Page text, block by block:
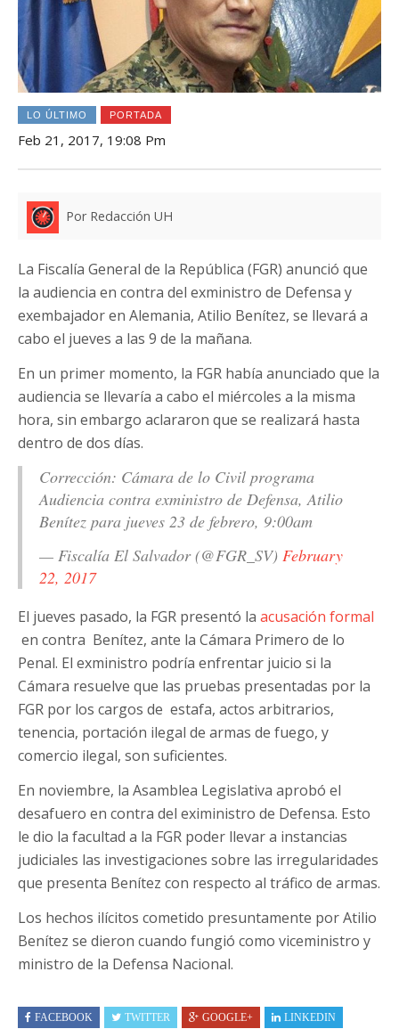
LO ÚLTIMO PORTADA
Feb 21, 2017, 19:08 Pm
Por Redacción UH
La Fiscalía General de la República (FGR) anunció que
la audiencia en contra del exministro de Defensa y
exembajador en Alemania, Atilio Benítez, se llevará a
cabo el jueves a las 9 de la mañana.
En un primer momento, la FGR había anunciado que la
audiencia se llevaría a cabo el miércoles a la misma
hora, sin embargo aclararon que se realizará hasta
dentro de dos días.
Corrección: Cámara de lo Civil programa
Audiencia contra exministro de Defensa, Atilio
Benítez para jueves 23 de febrero, 9:00am
— Fiscalía El Salvador (@FGR_SV) February
22, 2017
El jueves pasado, la FGR presentó la acusación formal
en contra Benítez, ante la Cámara Primero de lo
Penal. El exministro podría enfrentar juicio si la
Cámara resuelve que las pruebas presentadas por la
FGR por los cargos de estafa, actos arbitrarios,
tenencia, portación ilegal de armas de fuego, y
comercio ilegal, son suficientes.
En noviembre, la Asamblea Legislativa aprobó el
desafuero en contra del exiministro de Defensa. Esto
le dio la facultad a la FGR poder llevar a instancias
judiciales las investigaciones sobre las irregularidades
que presenta Benítez con respecto al tráfico de armas.
Los hechos ilícitos cometido presuntamente por Atilio
Benítez se dieron cuando fungió como viceministro y
ministro de la Defensa Nacional.
FACEBOOK TWITTER GOOGLE+ LINKEDIN